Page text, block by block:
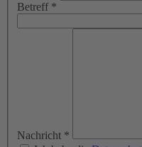
Betreff *
Nachricht *